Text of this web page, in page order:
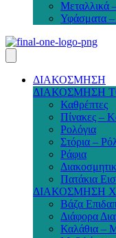
Μεταλλικά
Υφάσματα –
ΔΙΑΚΟΣΜΗΣΗ
ΔΙΑΚΟΣΜΗΣΗ
Καθρέπτες
Πίνακες –
Ρολόγια
Στόρια –
Ράφια
Πατάκια
ΔΙΑΚΟΣΜΗΣΗ
Βάζα
Διάφορα
Καλάθια –